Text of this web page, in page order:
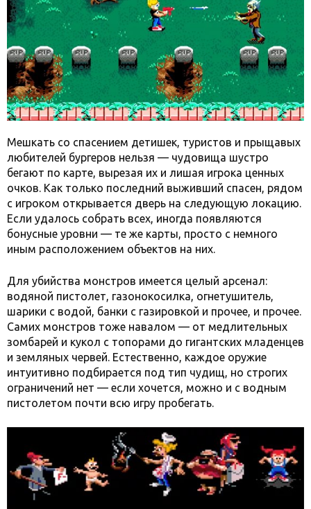
Мешкать со спасением детишек, туристов и прыщавых
любителей бургеров нельзя — чудовища шустро
бегают по карте, вырезая их и лишая игрока ценных
очков. Как только последний выживший спасен, рядом
с игроком открывается дверь на следующую локацию.
Если удалось собрать всех, иногда появляются
бонусные уровни — те же карты, просто с немного
иным расположением объектов на них.
Для убийства монстров имеется целый арсенал:
водяной пистолет, газонокосилка, огнетушитель,
шарики с водой, банки с газировкой и прочее, и прочее.
Самих монстров тоже навалом — от медлительных
зомбарей и кукол с топорами до гигантских младенцев
и земляных червей. Естественно, каждое оружие
интуитивно подбирается под тип чудищ, но строгих
ограничений нет — если хочется, можно и с водным
пистолетом почти всю игру пробегать.